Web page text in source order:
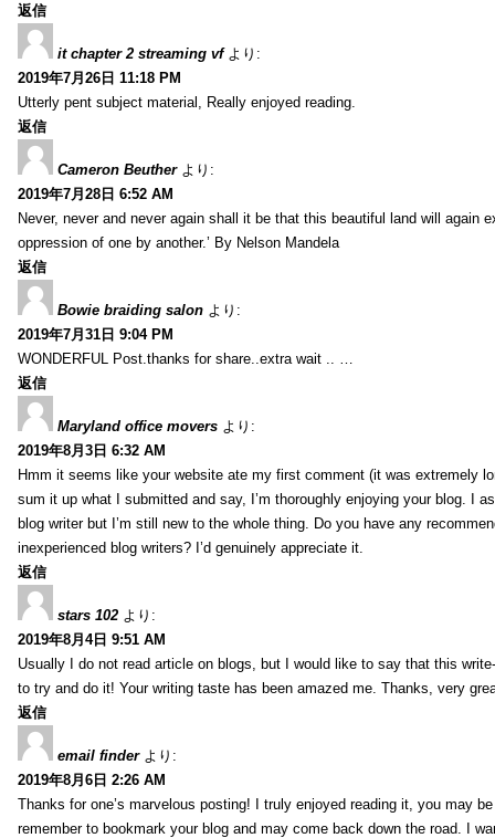
返信
it chapter 2 streaming vf より:
2019年7月26日 11:18 PM
Utterly pent subject material, Really enjoyed reading.
返信
Cameron Beuther より:
2019年7月28日 6:52 AM
Never, never and never again shall it be that this beautiful land will again
oppression of one by another.’ By Nelson Mandela
返信
Bowie braiding salon より:
2019年7月31日 9:04 PM
WONDERFUL Post.thanks for share..extra wait .. …
返信
Maryland office movers より:
2019年8月3日 6:32 AM
Hmm it seems like your website ate my first comment (it was extremely
sum it up what I submitted and say, I’m thoroughly enjoying your blog. I
blog writer but I’m still new to the whole thing. Do you have any
inexperienced blog writers? I’d genuinely appreciate it.
返信
stars 102 より:
2019年8月4日 9:51 AM
Usually I do not read article on blogs, but I would like to say that this
to try and do it! Your writing taste has been amazed me. Thanks, very
返信
email finder より:
2019年8月6日 2:26 AM
Thanks for one’s marvelous posting! I truly enjoyed reading it, you may
remember to bookmark your blog and may come back down the road. I